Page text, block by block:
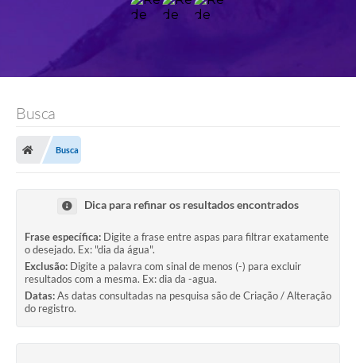
Busca
Busca
Dica para refinar os resultados encontrados
Frase específica: Digite a frase entre aspas para filtrar exatamente
o desejado. Ex: "dia da água".
Exclusão: Digite a palavra com sinal de menos (-) para excluir
resultados com a mesma. Ex: dia da -agua.
Datas:As datas consultadas na pesquisa são de Criação / Alteração
do registro.